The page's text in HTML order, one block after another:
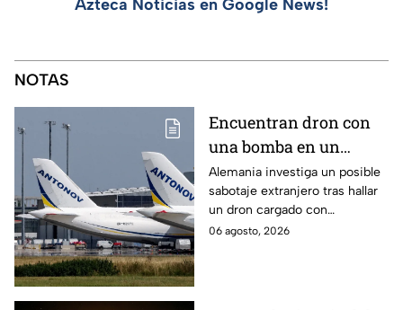
Azteca Noticias en Google News!
NOTAS
Encuentran dron con
una bomba en un
aeropuerto de
Alemania: no explotó
por falla técnica
Alemania investiga un posible
sabotaje extranjero tras hallar
un dron cargado con
explosivos en el aeropuerto de
06 agosto, 2026